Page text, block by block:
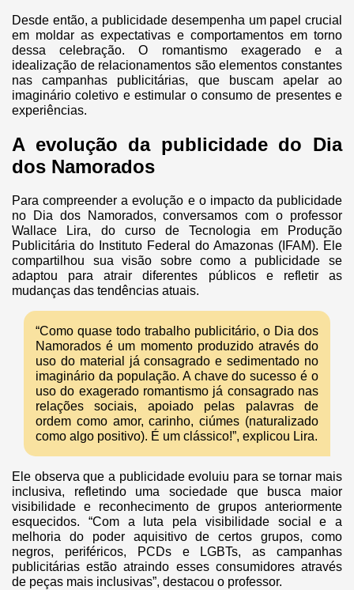
Desde então, a publicidade desempenha um papel crucial
em moldar as expectativas e comportamentos em torno
dessa celebração. O romantismo exagerado e a
idealização de relacionamentos são elementos constantes
nas campanhas publicitárias, que buscam apelar ao
imaginário coletivo e estimular o consumo de presentes e
experiências.
A evolução da publicidade do Dia
dos Namorados
Para compreender a evolução e o impacto da publicidade
no Dia dos Namorados, conversamos com o professor
Wallace Lira, do curso de Tecnologia em Produção
Publicitária do Instituto Federal do Amazonas (IFAM). Ele
compartilhou sua visão sobre como a publicidade se
adaptou para atrair diferentes públicos e refletir as
mudanças das tendências atuais.
“Como quase todo trabalho publicitário, o Dia dos
Namorados é um momento produzido através do
uso do material já consagrado e sedimentado no
imaginário da população. A chave do sucesso é o
uso do exagerado romantismo já consagrado nas
relações sociais, apoiado pelas palavras de
ordem como amor, carinho, ciúmes (naturalizado
como algo positivo). É um clássico!”, explicou Lira.
Ele observa que a publicidade evoluiu para se tornar mais
inclusiva, refletindo uma sociedade que busca maior
visibilidade e reconhecimento de grupos anteriormente
esquecidos. “Com a luta pela visibilidade social e a
melhoria do poder aquisitivo de certos grupos, como
negros, periféricos, PCDs e LGBTs, as campanhas
publicitárias estão atraindo esses consumidores através
de peças mais inclusivas”, destacou o professor.